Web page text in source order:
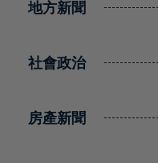
地方新聞
社會政治
房產新聞